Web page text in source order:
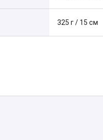
325 г / 15 см